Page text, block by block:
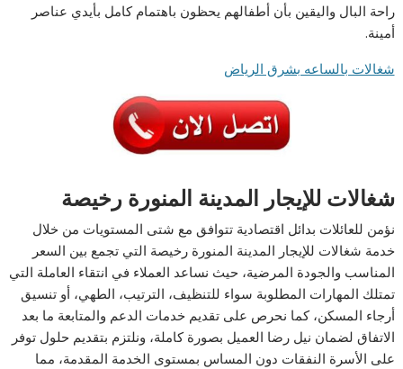
راحة البال واليقين بأن أطفالهم يحظون باهتمام كامل بأيدي عناصر
أمينة.
شغالات بالساعه بشرق الرياض
شغالات للإيجار المدينة المنورة رخيصة
نؤمن للعائلات بدائل اقتصادية تتوافق مع شتى المستويات من خلال
خدمة شغالات للإيجار المدينة المنورة رخيصة التي تجمع بين السعر
المناسب والجودة المرضية، حيث نساعد العملاء في انتقاء العاملة التي
تمتلك المهارات المطلوبة سواء للتنظيف، الترتيب، الطهي، أو تنسيق
أرجاء المسكن، كما نحرص على تقديم خدمات الدعم والمتابعة ما بعد
الاتفاق لضمان نيل رضا العميل بصورة كاملة، ونلتزم بتقديم حلول توفر
على الأسرة النفقات دون المساس بمستوى الخدمة المقدمة، مما